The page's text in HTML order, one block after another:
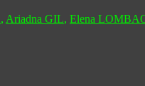
, Ariadna GIL, Elena